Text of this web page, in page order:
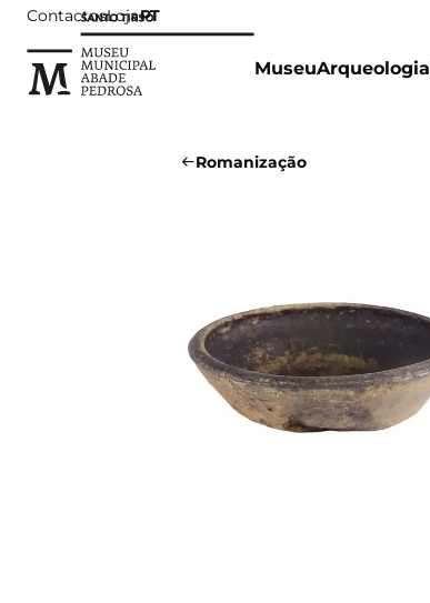
ContactosLojaPT
MuseuArqueologia
Romanização